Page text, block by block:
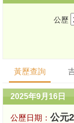
公歷
黃歷查詢
2025年9月16日
公歷日期： 公元